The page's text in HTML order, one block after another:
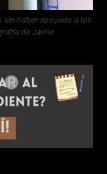
sin haber apoyado a los
de Jaime